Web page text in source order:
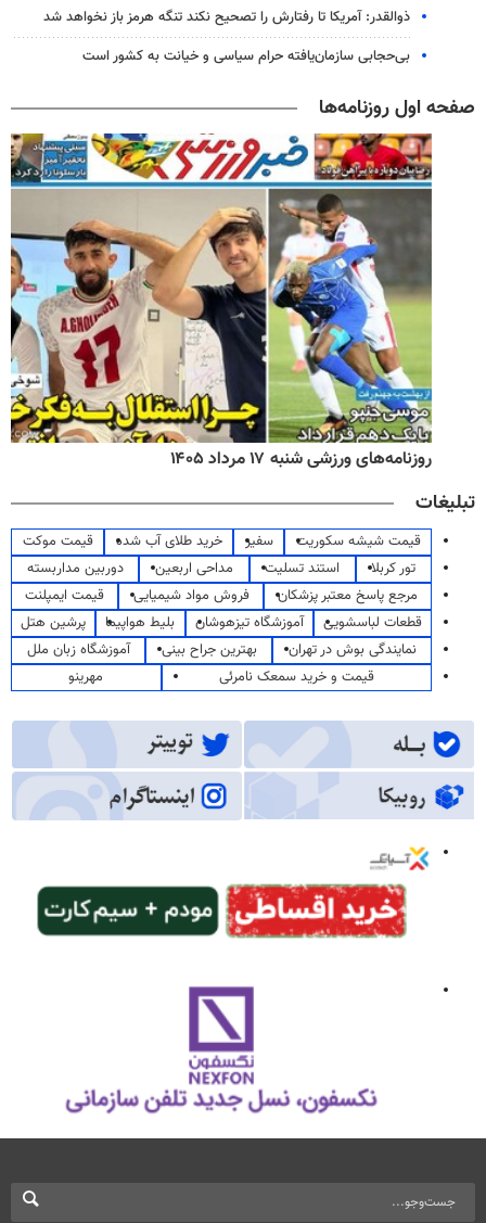
ذوالقدر: آمریکا تا رفتارش را تصحیح نکند تنگه هرمز باز نخواهد شد
بی‌حجابی سازمان‌یافته حرام سیاسی و خیانت به کشور است
صفحه اول روزنامه‌ها
روزنامه‌های ورزشی شنبه ۱۷ مرداد ۱۴۰۵
تبلیغات
قیمت شیشه سکوریت سفیر خرید طلای آب شده
قیمت موکت
تور کربلا
استند تسلیت مداحی اربعین
دوربین مداربسته
مرجع پاسخ معتبر پزشکان
فروش مواد شیمیایی
قیمت ایمپلنت
قطعات لباسشویی
آموزشگاه تیزهوشان بلیط هواپیما
پرشین هتل
نمایندگی بوش در تهران
بهترین جراح بینی
آموزشگاه زبان ملل
قیمت و خرید سمعک نامرئی
مهرینو